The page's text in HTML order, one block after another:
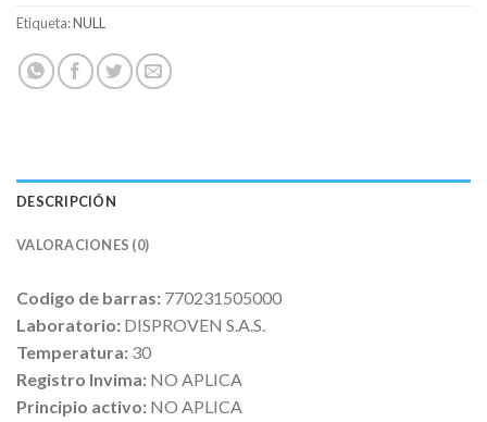
Etiqueta:NULL
DESCRIPCIÓN
VALORACIONES (0)
Codigo de barras: 770231505000
Laboratorio: DISPROVEN S.A.S.
Temperatura: 30
Registro Invima: NO APLICA
Principio activo: NO APLICA